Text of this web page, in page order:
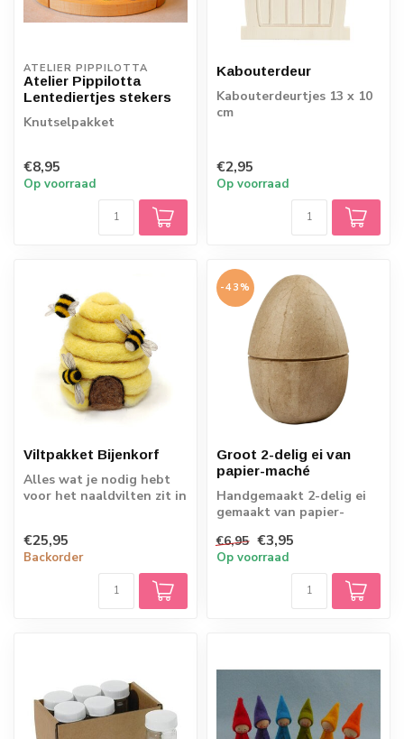
ATELIER PIPPILOTTA
Atelier Pippilotta
Lentediertjes stekers
Knutselpakket
€8,95
Op voorraad
Kabouterdeur
Kabouterdeurtjes 13 x 10
cm
€2,95
Op voorraad
Viltpakket Bijenkorf
Alles wat je nodig hebt
voor het naaldvilten zit in
€25,95
Backorder
-43%
Groot 2-delig ei van
papier-maché
Handgemaakt 2-delig ei
gemaakt van papier-
€6,95 €3,95
Op voorraad